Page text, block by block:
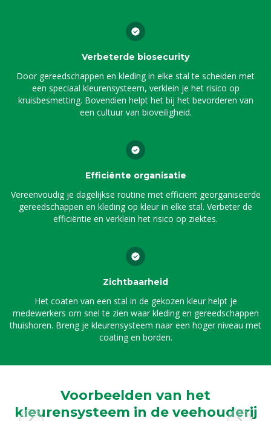
Verbeterde biosecurity
Door gereedschappen en kleding in elke stal te scheiden met
een speciaal kleurensysteem, verklein je het risico op
kruisbesmetting. Bovendien helpt het bij het bevorderen van
een cultuur van bioveiligheid.
Efficiënte organisatie
Vereenvoudig je dagelijkse routine met efficiënt georganiseerde
gereedschappen en kleding op kleur in elke stal. Verbeter de
efficiëntie en verklein het risico op ziektes.
Zichtbaarheid
Het coaten van een stal in de gekozen kleur helpt je
medewerkers om snel te zien waar kleding en gereedschappen
thuishoren. Breng je kleurensysteem naar een hoger niveau met
coating en borden.
Voorbeelden van het
kleurensysteem in de veehouderij